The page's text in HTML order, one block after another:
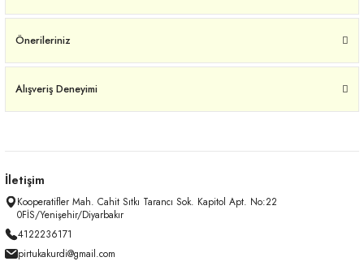
Önerileriniz
Alışveriş Deneyimi
İletişim
Kooperatifler Mah. Cahit Sıtkı Tarancı Sok. Kapitol Apt. No:22
0FİS/Yenişehir/Diyarbakır
4122236171
pirtukakurdi@gmail.com